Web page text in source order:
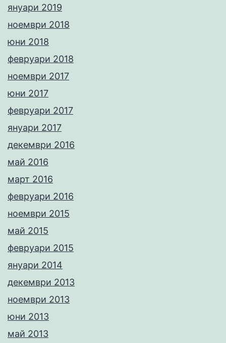
януари 2019
ноември 2018
юни 2018
февруари 2018
ноември 2017
юни 2017
февруари 2017
януари 2017
декември 2016
май 2016
март 2016
февруари 2016
ноември 2015
май 2015
февруари 2015
януари 2014
декември 2013
ноември 2013
юни 2013
май 2013